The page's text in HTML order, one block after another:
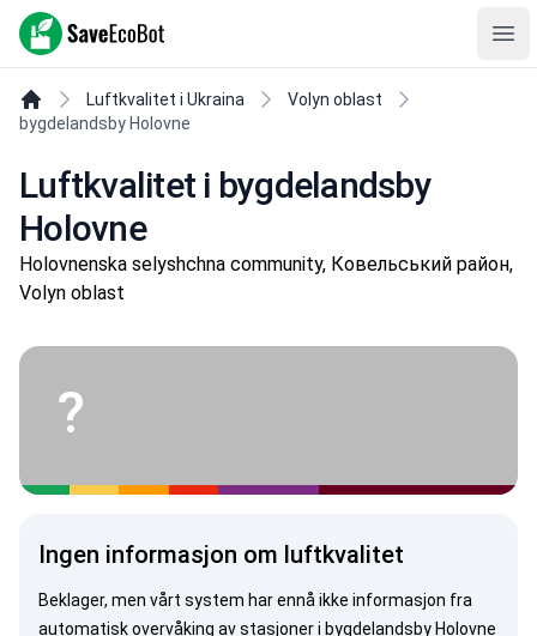
SaveEcoBot
Luftkvalitet i Ukraina
Volyn oblast
bygdelandsby Holovne
Luftkvalitet i bygdelandsby
Holovne
Holovnenska selyshchna community, Ковельський район,
Volyn oblast
?
Ingen informasjon om luftkvalitet
Beklager, men vårt system har ennå ikke informasjon fra
automatisk overvåking av stasjoner i bygdelandsby Holovne